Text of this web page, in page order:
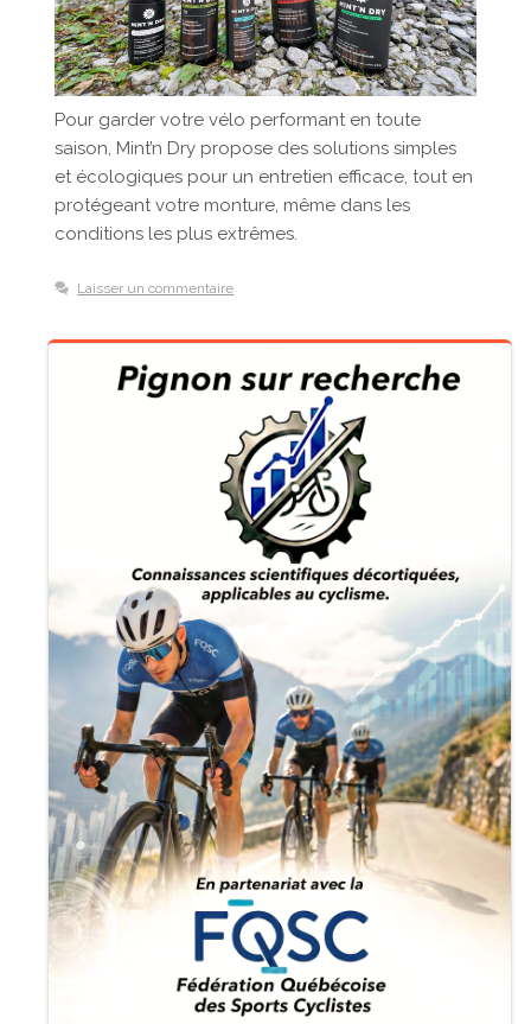
Pour garder votre vélo performant en toute
saison, Mint’n Dry propose des solutions simples
et écologiques pour un entretien efficace, tout en
protégeant votre monture, même dans les
conditions les plus extrêmes.
Laisser un commentaire